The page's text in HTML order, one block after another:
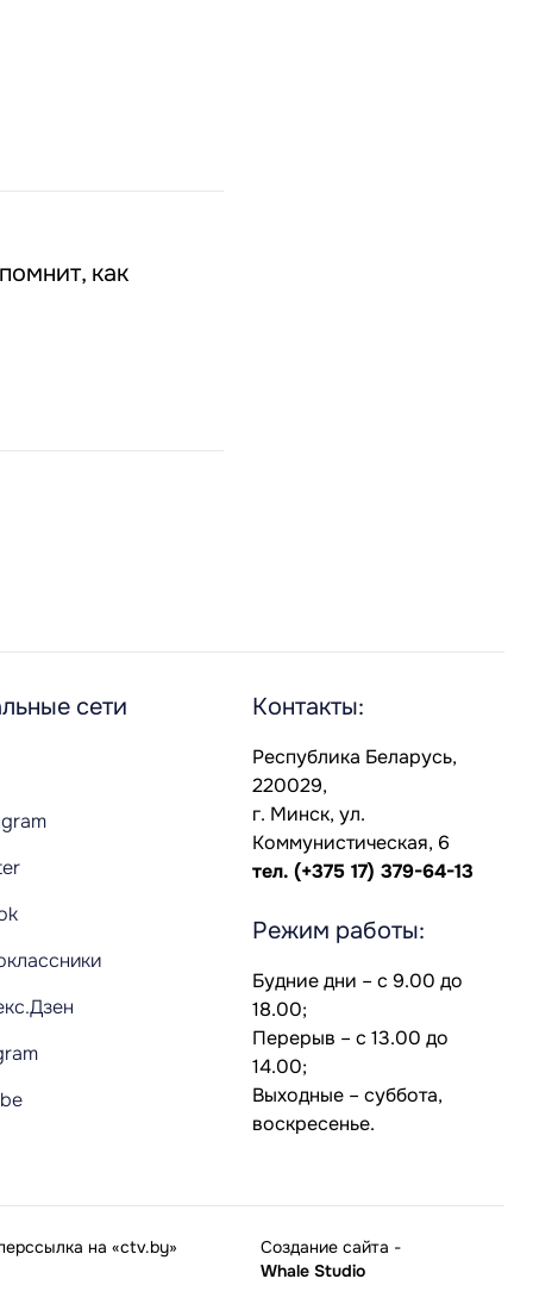
как
сети Контакты:
Республика Беларусь,
220029,
г. Минск, ул.
Коммунистическая, 6
тел. (+375 17) 379-64-13
Режим работы:
Будние дни – с 9.00 до
18.00;
Перерыв – с 13.00 до
14.00;
Выходные – суббота,
воскресенье.
на «ctv.by»
Создание сайта -
Whale Studio